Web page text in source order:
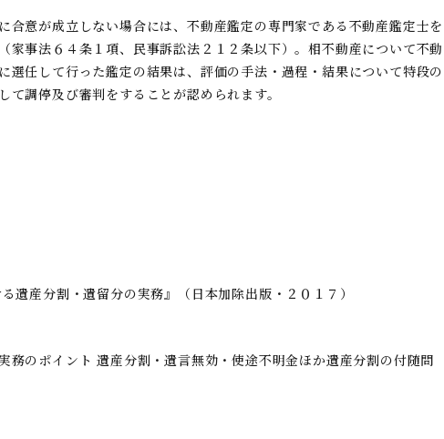
意が成立しない場合には、不動産鑑定の専門家である不動産鑑定士を
家事法６４条１項、民事訴訟法２１２条以下）。相不動産について不動
選任して行った鑑定の結果は、評価の手法・過程・結果について特段の
調停及び審判をすることが認められます。
遺産分割・遺留分の実務』（日本加除出版・２０１７）
務のポイント 遺産分割・遺言無効・使途不明金ほか遺産分割の付随問